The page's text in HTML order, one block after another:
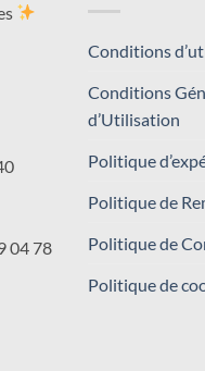
04 78
Conditions
Conditions
d’Utilisation
Politique
Politique de
Politique de
Politique de